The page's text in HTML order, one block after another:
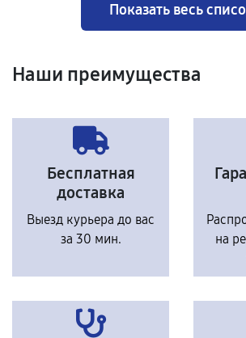
Показать весь
Наши преимущества
Бесплатная
доставка
Выезд курьера до вас
за 30 мин.
на